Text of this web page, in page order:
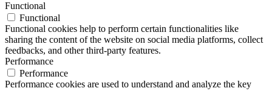
Functional
Functional
Functional cookies help to perform certain functionalities like
sharing the content of the website on social media platforms, collect
feedbacks, and other third-party features.
Performance
Performance
Performance cookies are used to understand and analyze the key